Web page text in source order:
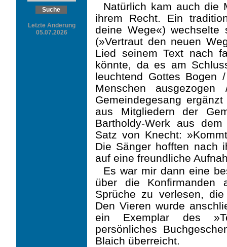
Letzte Änderung
05.07.2026
Natürlich kam auch die
ihrem Recht. Ein
deine Wege«)
(»Vertraut den neuen
Lied seinem Text nach
könnte, da es am
leuchtend Gottes Bogen
Menschen
Gemeindegesang
aus Mitgliedern der
Bartholdy-Werk aus
Satz von Knecht:
Die Sänger hofften nach
auf eine freundliche
Es war mir dann eine
über die Konfirmanden
Sprüche zu verlesen,
Den Vieren wurde
ein Exemplar des
persönliches
Blaich überreicht.